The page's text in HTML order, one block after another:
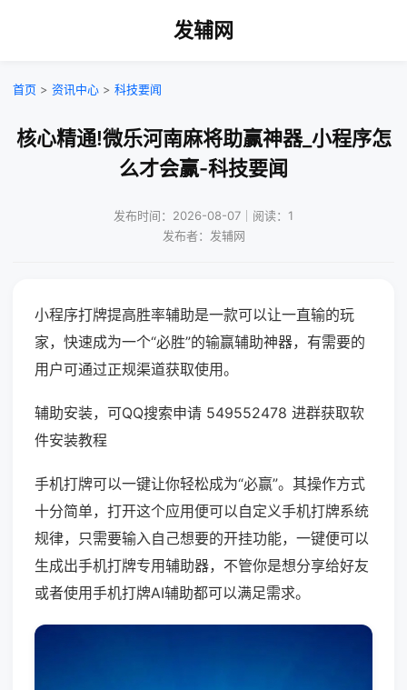
发辅网
首页 > 资讯中心 > 科技要闻
核心精通!微乐河南麻将助赢神器_小程序怎
么才会赢-科技要闻
发布时间：2026-08-07｜阅读：1
发布者：发辅网
小程序打牌提高胜率辅助是一款可以让一直输的玩
家，快速成为一个“必胜”的输赢辅助神器，有需要的
用户可通过正规渠道获取使用。
辅助安装，可QQ搜索申请 549552478 进群获取软
件安装教程
手机打牌可以一键让你轻松成为“必赢”。其操作方式
十分简单，打开这个应用便可以自定义手机打牌系统
规律，只需要输入自己想要的开挂功能，一键便可以
生成出手机打牌专用辅助器，不管你是想分享给好友
或者使用手机打牌AI辅助都可以满足需求。